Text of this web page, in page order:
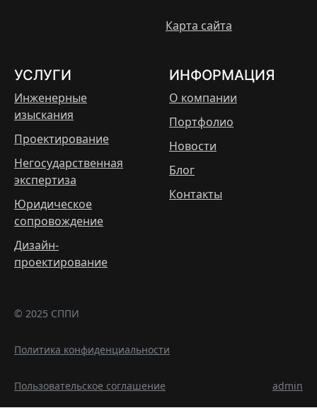
Карта сайта
УСЛУГИ
Инженерные
изыскания
Проектирование
Негосударственная
экспертиза
Юридическое
сопровождение
Дизайн-
проектирование
ИНФОРМАЦИЯ
О компании
Портфолио
Новости
Блог
Контакты
© 2025 СППИ
Политика конфиденциальности
Пользовательское соглашение admin